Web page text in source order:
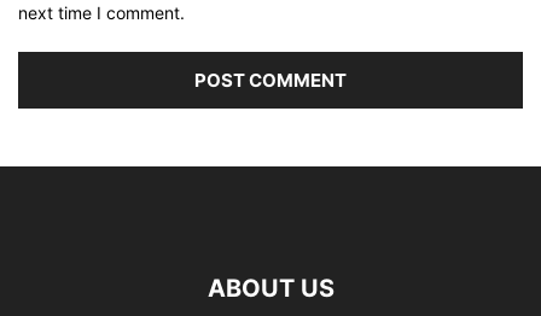
next time I comment.
ABOUT US